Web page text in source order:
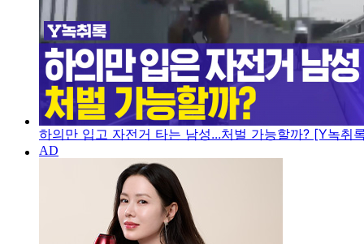
하의만 입고 자전거 타는 남성...처벌 가능할까? [Y녹취